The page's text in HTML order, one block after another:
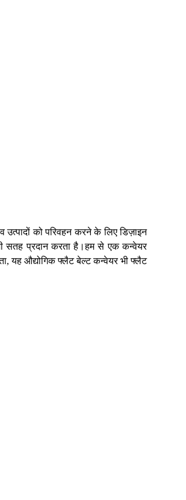
को परिवहन करने के लिए डिज़ाइन
सतह प्रदान करता है।हम से एक कन्वेयर
यह औद्योगिक फ्लैट बेल्ट कन्वेयर भी फ्लैट